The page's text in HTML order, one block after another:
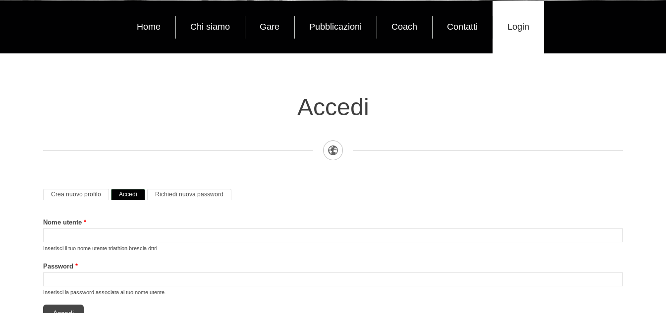
Home Chi siamo Gare Pubblicazioni Coach Contatti Login
Accedi
Schede primarie
Crea nuovo profilo Accedi (scheda attiva)
Richiedi nuova password
Nome utente *
Inserisci il tuo nome utente triathlon brescia dttri.
Password *
Inserisci la password associata al tuo nome utente.